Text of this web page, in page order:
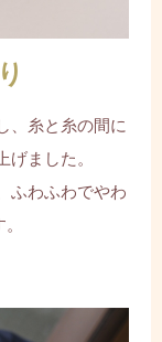
、糸と糸の間に
ました。
ふわふわでやわ